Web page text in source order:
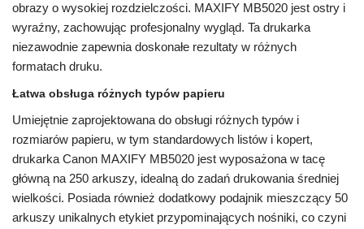
obrazy o wysokiej rozdzielczości. MAXIFY MB5020 jest ostry i
wyraźny, zachowując profesjonalny wygląd. Ta drukarka
niezawodnie zapewnia doskonałe rezultaty w różnych
formatach druku.
Łatwa obsługa różnych typów papieru
Umiejętnie zaprojektowana do obsługi różnych typów i
rozmiarów papieru, w tym standardowych listów i kopert,
drukarka Canon MAXIFY MB5020 jest wyposażona w tacę
główną na 250 arkuszy, idealną do zadań drukowania średniej
wielkości. Posiada również dodatkowy podajnik mieszczący 50
arkuszy unikalnych etykiet przypominających nośniki, co czyni